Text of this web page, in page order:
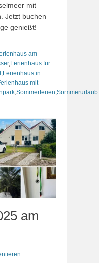
mit
Jetzt buchen
genießt!
am
, Ferienhaus für
Ferienhaus in
mit
Sommerferien Sommerurlaub
am